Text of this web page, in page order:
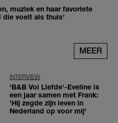
muziek en haar favoriete
die voelt als thuis'
MEER
INTERVIEW
'B&B Vol Liefde'-Eveline is
een jaar samen met Frank:
'Hij zegde zijn leven in
Nederland op voor mij'